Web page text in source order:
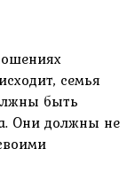
семья
быть
Они должны не